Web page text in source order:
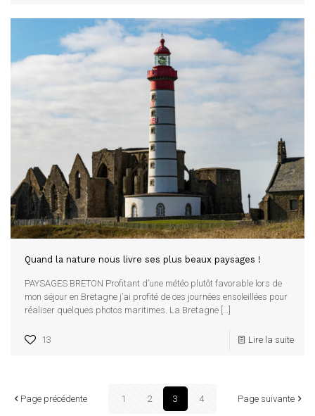
Quand la nature nous livre ses plus beaux paysages !
PAYSAGES BRETON Profitant d’une météo plutôt favorable lors de
mon séjour en Bretagne j’ai profité de ces journées ensoleillées pour
réaliser quelques photos maritimes. La Bretagne […]
13 Lire la suite
Page précédente 1 2 3 4 Page suivante